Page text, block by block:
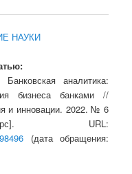
НАУКИ
аналитика:
бизнеса банками //
и инновации. 2022. № 6
URL:
(дата обращения: